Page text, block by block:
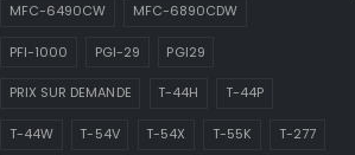
MFC-6490CW MFC-6890CDW
PFI-1000 PGI-29 PGI29
PRIX SUR DEMANDE T-44H T-44P
T-44W T-54V T-54X T-55K T-277